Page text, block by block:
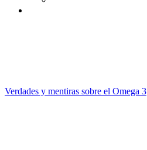
Verdades y mentiras sobre el Omega 3